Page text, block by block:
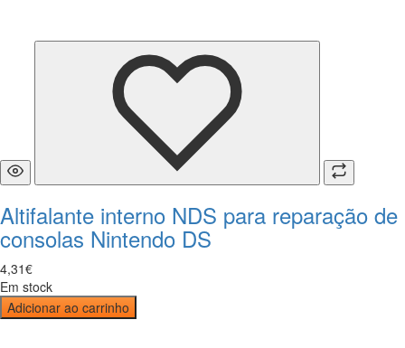
Altifalante interno NDS para reparação de
consolas Nintendo DS
4,31€
Em stock
Adicionar ao carrinho